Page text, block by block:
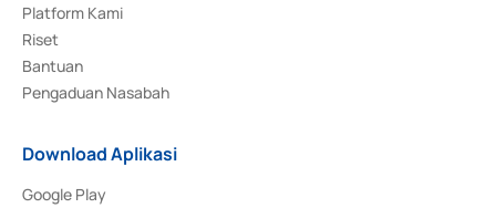
Platform Kami
Riset
Bantuan
Pengaduan Nasabah
Download Aplikasi
Google Play